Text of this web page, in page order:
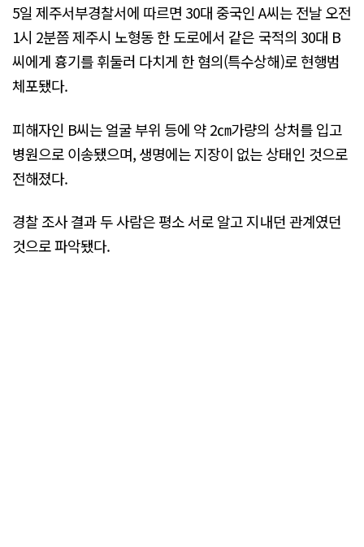
5일 제주서부경찰서에 따르면 30대 중국인 A씨는 전날 오전
1시 2분쯤 제주시 노형동 한 도로에서 같은 국적의 30대 B
씨에게 흉기를 휘둘러 다치게 한 혐의(특수상해)로 현행범
체포됐다.
피해자인 B씨는 얼굴 부위 등에 약 2㎝가량의 상처를 입고
병원으로 이송됐으며, 생명에는 지장이 없는 상태인 것으로
전해졌다.
경찰 조사 결과 두 사람은 평소 서로 알고 지내던 관계였던
것으로 파악됐다.